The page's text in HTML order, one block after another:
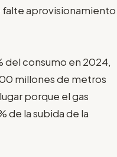
falte aprovisionamiento
del consumo en 2024,
millones de metros
porque el gas
de la subida de la